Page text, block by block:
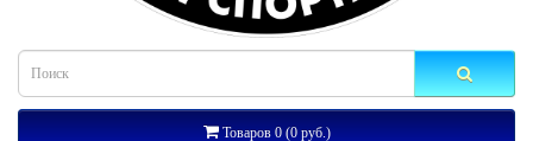
Товаров 0 (0 руб.)